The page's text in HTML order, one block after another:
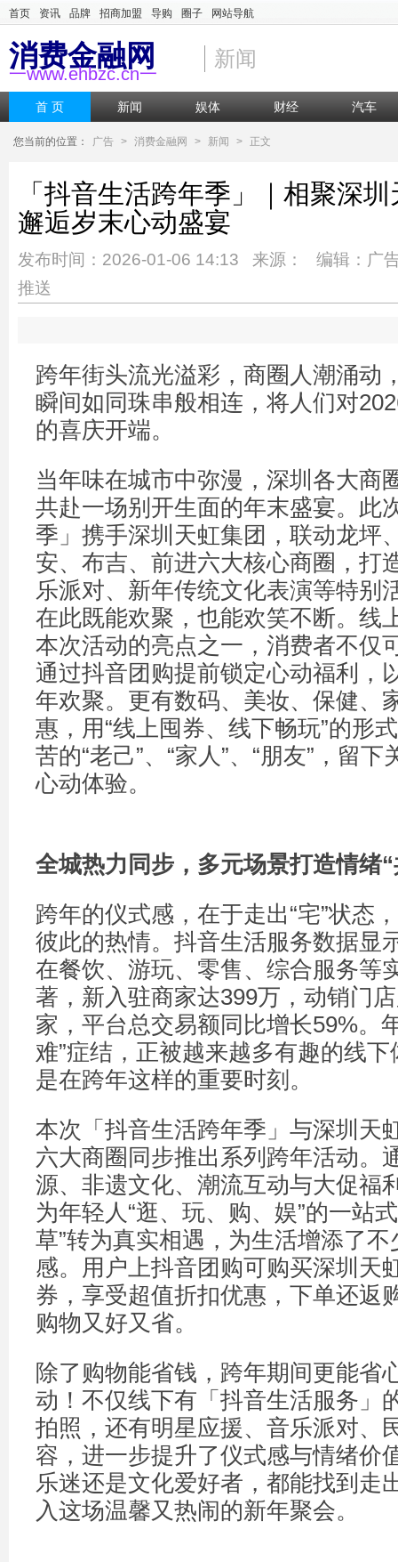
首页 资讯 品牌 招商加盟 导购 圈子 网站导航
消费金融网
一www.ehbzc.cn一
新闻
首 页 新闻 娱体 财经 汽车
您当前的位置： 广告 > 消费金融网 > 新闻 > 正文
「抖音生活跨年季」｜相聚深
邂逅岁末心动盛宴
发布时间：2026-01-06 14:13 来源： 编辑：广
推送
跨年街头流光溢彩，商圈人潮涌动
瞬间如同珠串般相连，将人们对
的喜庆开端。
当年味在城市中弥漫，深圳各大商
共赴一场别开生面的年末盛宴。此
季」携手深圳天虹集团，联动龙坪
安、布吉、前进六大核心商圈，打
乐派对、新年传统文化表演等特别
在此既能欢聚，也能欢笑不断。线
本次活动的亮点之一，消费者不仅
通过抖音团购提前锁定心动福利，
年欢聚。更有数码、美妆、保健、
惠，用“线上囤券、线下畅玩”的形
苦的“老己”、“家人”、“朋友”，留
心动体验。
全城热力同步，多元场景打造情绪“
跨年的仪式感，在于走出“宅”状态
彼此的热情。抖音生活服务数据显
在餐饮、游玩、零售、综合服务等
著，新入驻商家达399万，动销门
家，平台总交易额同比增长59%。
难”症结，正被越来越多有趣的线
是在跨年这样的重要时刻。
本次「抖音生活跨年季」与深圳天
六大商圈同步推出系列跨年活动。
源、非遗文化、潮流互动与大促福
为年轻人“逛、玩、购、娱”的一站
草”转为真实相遇，为生活增添了
感。用户上抖音团购可购买深圳天
券，享受超值折扣优惠，下单还返
购物又好又省。
除了购物能省钱，跨年期间更能省
动！不仅线下有「抖音生活服务」
拍照，还有明星应援、音乐派对、
容，进一步提升了仪式感与情绪价
乐迷还是文化爱好者，都能找到走
入这场温馨又热闹的新年聚会。